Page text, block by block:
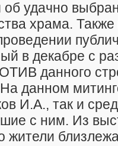
об удачно
храма.
в декабре с
данного
данном
И.А., так и
с ним. Из
жители